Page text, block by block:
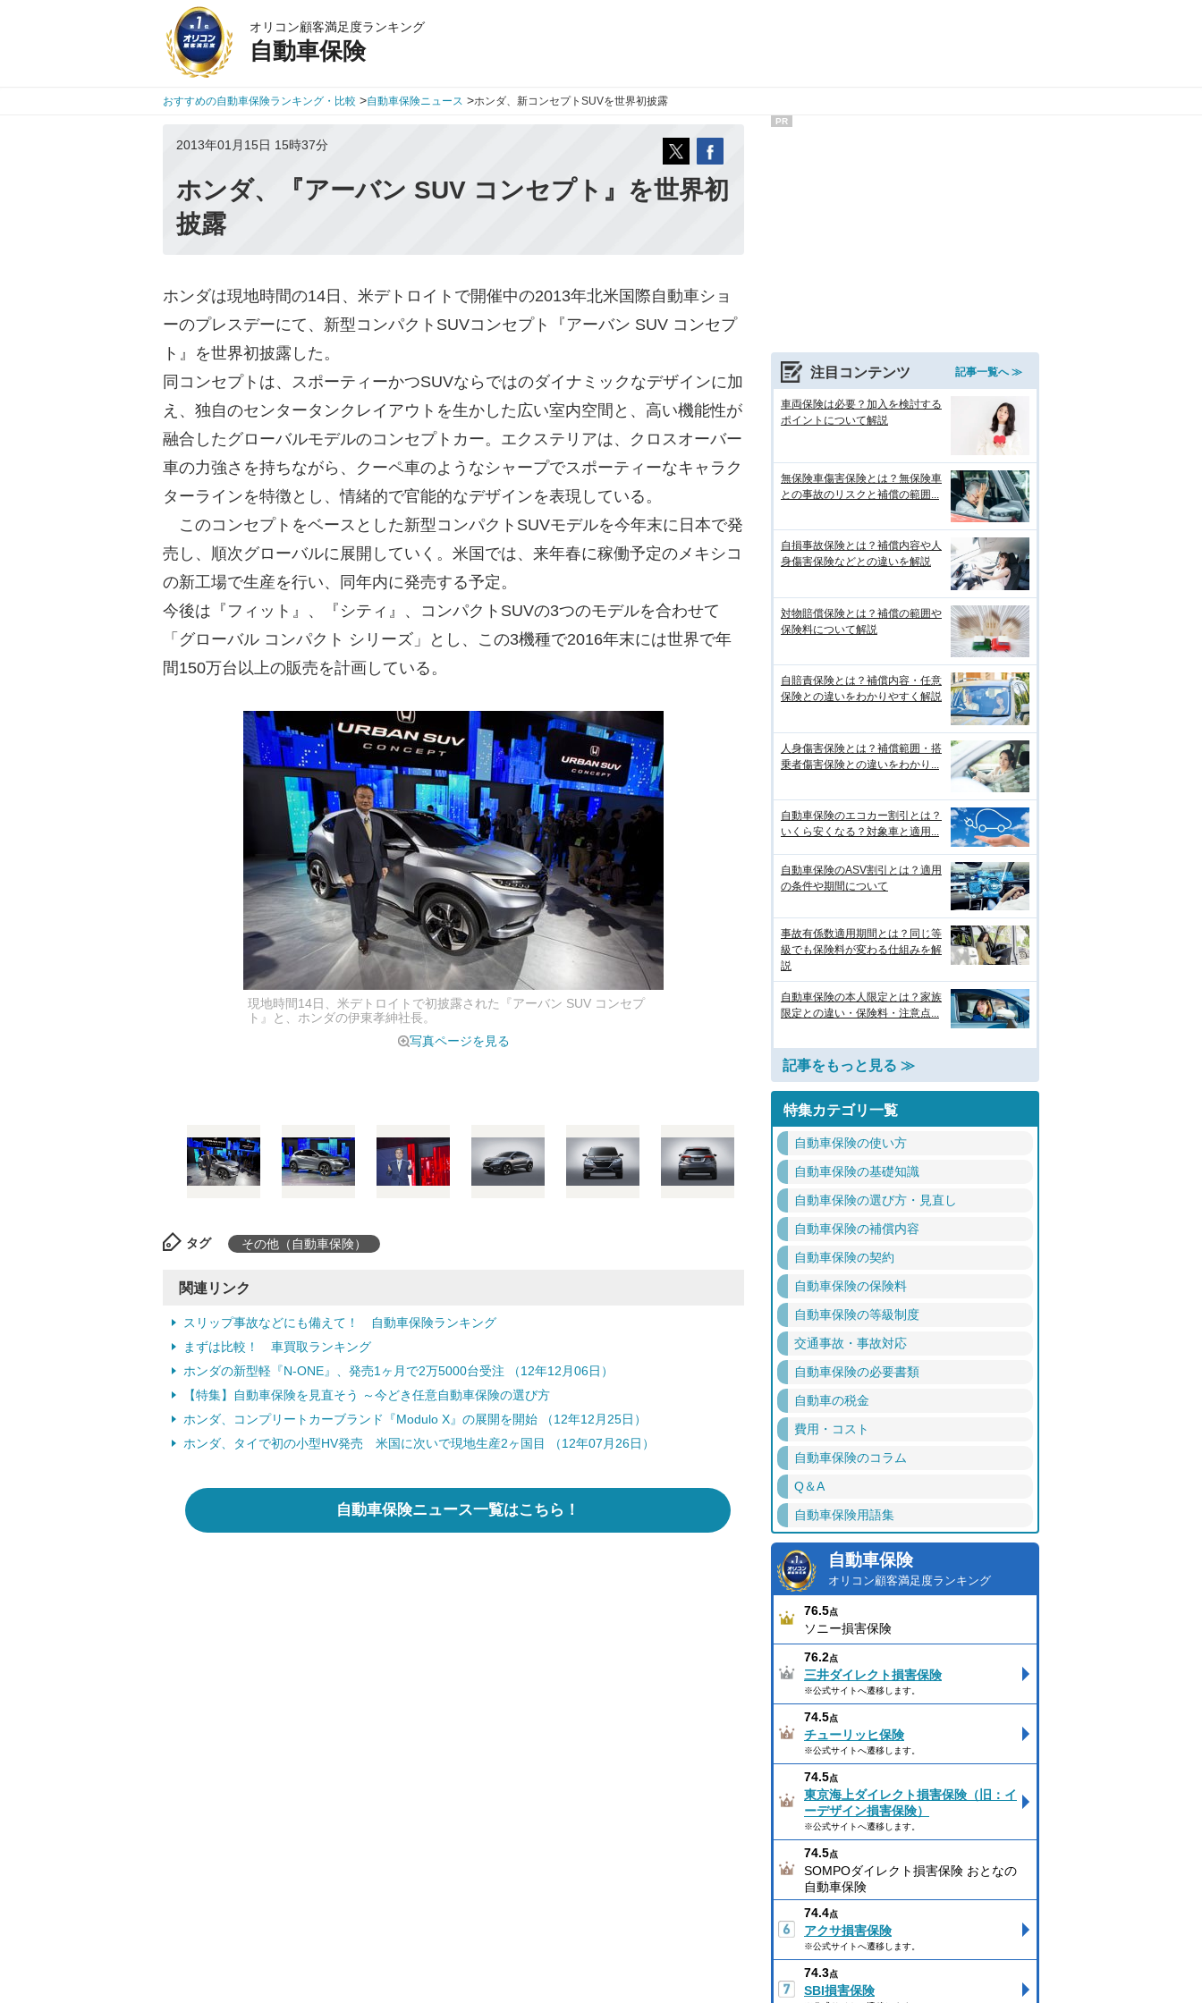
オリコン顧客満足度ランキング
自動車保険
おすすめの自動車保険ランキング・比較 >自動車保険ニュース >ホンダ、新コンセプトSUVを世界初披露
2013年01月15日 15時37分
ホンダ、『アーバン SUV コンセプト』を世界初
披露
ホンダは現地時間の14日、米デトロイトで開催中の2013年北米国際自動車ショ
ーのプレスデーにて、新型コンパクトSUVコンセプト『アーバン SUV コンセプ
ト』を世界初披露した。
同コンセプトは、スポーティーかつSUVならではのダイナミックなデザインに加
え、独自のセンタータンクレイアウトを生かした広い室内空間と、高い機能性が
融合したグローバルモデルのコンセプトカー。エクステリアは、クロスオーバー
車の力強さを持ちながら、クーペ車のようなシャープでスポーティーなキャラク
ターラインを特徴とし、情緒的で官能的なデザインを表現している。
このコンセプトをベースとした新型コンパクトSUVモデルを今年末に日本で発
売し、順次グローバルに展開していく。米国では、来年春に稼働予定のメキシコ
の新工場で生産を行い、同年内に発売する予定。
今後は『フィット』、『シティ』、コンパクトSUVの3つのモデルを合わせて
「グローバル コンパクト シリーズ」とし、この3機種で2016年末には世界で年
間150万台以上の販売を計画している。
現地時間14日、米デトロイトで初披露された『アーバン SUV コンセプ
ト』と、ホンダの伊東孝紳社長。
写真ページを見る
タグ その他（自動車保険）
関連リンク
スリップ事故などにも備えて！ 自動車保険ランキング
まずは比較！ 車買取ランキング
ホンダの新型軽『N-ONE』、発売1ヶ月で2万5000台受注 （12年12月06日）
【特集】自動車保険を見直そう ～今どき任意自動車保険の選び方
ホンダ、コンプリートカーブランド『Modulo X』の展開を開始 （12年12月25日）
ホンダ、タイで初の小型HV発売 米国に次いで現地生産2ヶ国目 （12年07月26日）
自動車保険ニュース一覧はこちら！
PR
注目コンテンツ 記事一覧へ ≫
車両保険は必要？加入を検討する
ポイントについて解説
無保険車傷害保険とは？無保険車
との事故のリスクと補償の範囲...
自損事故保険とは？補償内容や人
身傷害保険などとの違いを解説
対物賠償保険とは？補償の範囲や
保険料について解説
自賠責保険とは？補償内容・任意
保険との違いをわかりやすく解説
人身傷害保険とは？補償範囲・搭
乗者傷害保険との違いをわかり...
自動車保険のエコカー割引とは？
いくら安くなる？対象車と適用...
自動車保険のASV割引とは？適用
の条件や期間について
事故有係数適用期間とは？同じ等
級でも保険料が変わる仕組みを解
説
自動車保険の本人限定とは？家族
限定との違い・保険料・注意点...
記事をもっと見る ≫
特集カテゴリ一覧
自動車保険の使い方
自動車保険の基礎知識
自動車保険の選び方・見直し
自動車保険の補償内容
自動車保険の契約
自動車保険の保険料
自動車保険の等級制度
交通事故・事故対応
自動車保険の必要書類
自動車の税金
費用・コスト
自動車保険のコラム
Q＆A
自動車保険用語集
自動車保険
オリコン顧客満足度ランキング
76.5点
ソニー損害保険
76.2点
三井ダイレクト損害保険
※公式サイトへ遷移します。
74.5点
チューリッヒ保険
※公式サイトへ遷移します。
74.5点
東京海上ダイレクト損害保険（旧：イ
ーデザイン損害保険）
※公式サイトへ遷移します。
74.5点
SOMPOダイレクト損害保険 おとなの
自動車保険
74.4点
アクサ損害保険
※公式サイトへ遷移します。
74.3点
SBI損害保険